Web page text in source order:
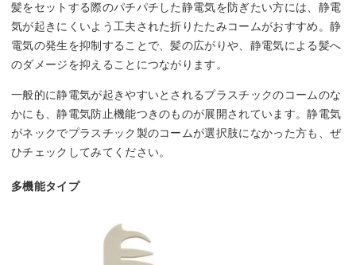
髪をセットする際のパチパチした静電気を防ぎたい方には、静電
気が起きにくいよう工夫された折りたたみコームがおすすめ。静
電気の発生を抑制することで、髪の広がりや、静電気による髪へ
のダメージを抑えることにつながります。
一般的に静電気が起きやすいとされるプラスチックのコームのな
かにも、静電気防止機能つきのものが展開されています。静電気
がネックでプラスチック製のコームが選択肢になかった方も、ぜ
ひチェックしてみてください。
多機能タイプ